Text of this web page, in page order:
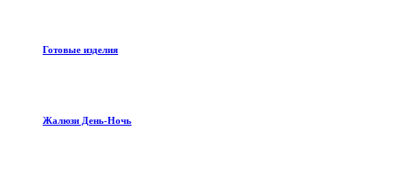
Готовые изделия
Жалюзи День-Ночь